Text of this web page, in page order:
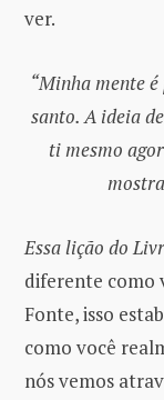
ver.
“Minha mente
santo. A ideia
ti mesmo
Essa lição do
diferente como
Fonte, isso
como você
nós vemos